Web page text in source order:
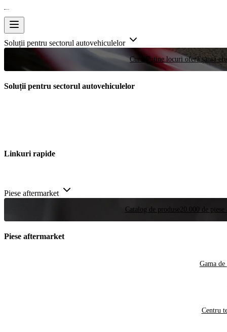
Soluții pentru sectorul autovehiculelor
Curse Puține locuri oferă șansa
Soluții pentru sectorul autovehiculelor
Linkuri rapide
Piese aftermarket
Catalog de produse 20.000 de
Piese aftermarket
Gama de
Centru